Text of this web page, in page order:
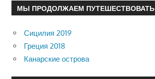
МЫ ПРОДОЛЖАЕМ ПУТЕШЕСТВОВАТЬ
Сицилия 2019
Греция 2018
Канарские острова